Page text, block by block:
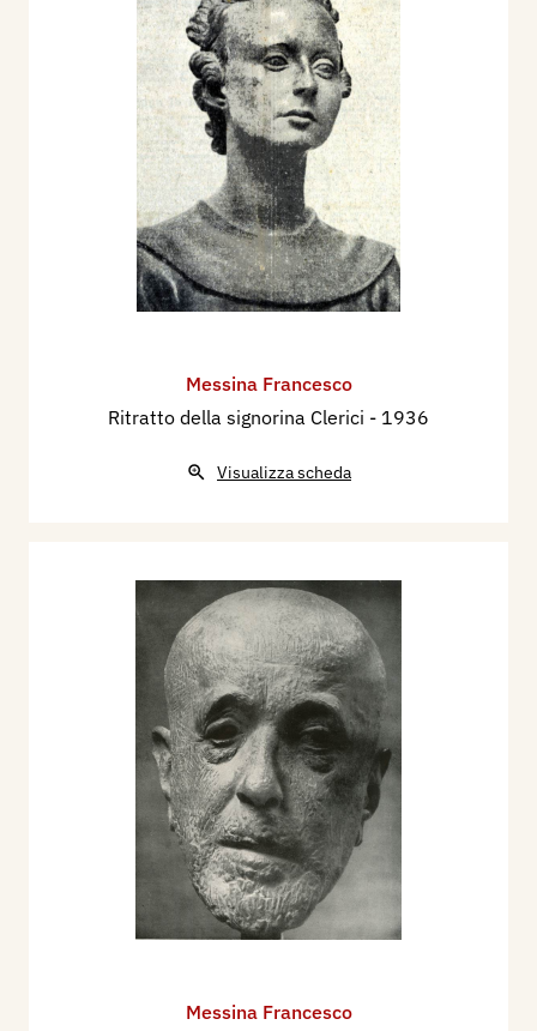
Messina Francesco
Ritratto della signorina Clerici - 1936
Visualizza scheda
Messina Francesco